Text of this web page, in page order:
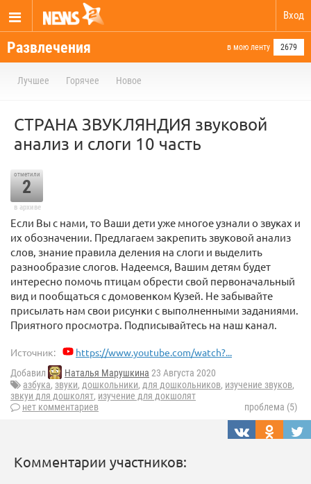
Вход
Развлечения в мою ленту 2679
Лучшее Горячее Новое
СТРАНА ЗВУКЛЯНДИЯ звуковой
анализ и слоги 10 часть
отметили
2
в архиве
Если Вы с нами, то Ваши дети уже многое узнали о звуках и
их обозначении. Предлагаем закрепить звуковой анализ
слов, знание правила деления на слоги и выделить
разнообразие слогов. Надеемся, Вашим детям будет
интересно помочь птицам обрести свой первоначальный
вид и пообщаться с домовенком Кузей. Не забывайте
присылать нам свои рисунки с выполненными заданиями.
Приятного просмотра. Подписывайтесь на наш канал.
Источник: https://www.youtube.com/watch?...
Добавил Наталья Марушкина 23 Августа 2020
азбука, звуки, дошкольники, для дошкольников, изучение звуков,
звкуи для дошколят, изучение для докшолят
нет комментариев
проблема (5)
Комментарии участников: